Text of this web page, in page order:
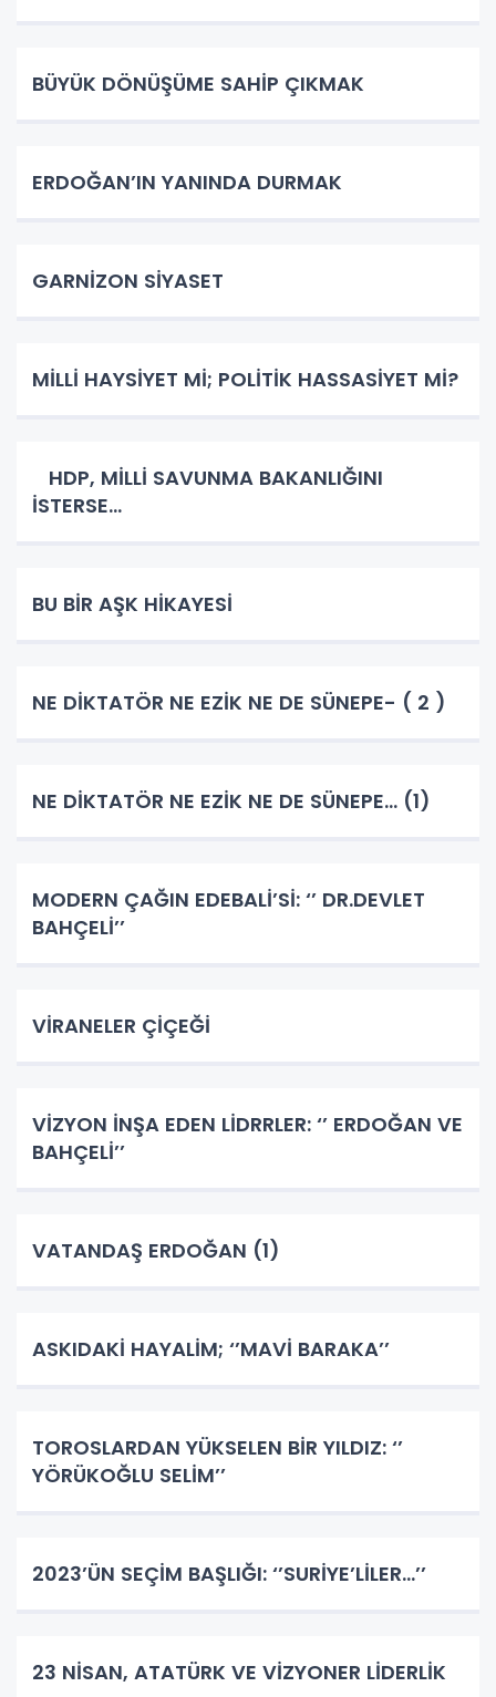
BÜYÜK DÖNÜŞÜME SAHİP ÇIKMAK
ERDOĞAN’IN YANINDA DURMAK
GARNİZON SİYASET
MİLLİ HAYSİYET Mİ; POLİTİK HASSASİYET Mİ?
HDP, MİLLİ SAVUNMA BAKANLIĞINI
İSTERSE…
BU BİR AŞK HİKAYESİ
NE DİKTATÖR NE EZİK NE DE SÜNEPE- ( 2 )
NE DİKTATÖR NE EZİK NE DE SÜNEPE... (1)
MODERN ÇAĞIN EDEBALİ’Sİ: ‘’ DR.DEVLET
BAHÇELİ’’
VİRANELER ÇİÇEĞİ
VİZYON İNŞA EDEN LİDRRLER: ‘’ ERDOĞAN VE
BAHÇELİ’’
VATANDAŞ ERDOĞAN (1)
ASKIDAKİ HAYALİM; ‘’MAVİ BARAKA’’
TOROSLARDAN YÜKSELEN BİR YILDIZ: ‘’
YÖRÜKOĞLU SELİM’’
2023’ÜN SEÇİM BAŞLIĞI: ‘’SURİYE’LİLER…’’
23 NİSAN, ATATÜRK VE VİZYONER LİDERLİK